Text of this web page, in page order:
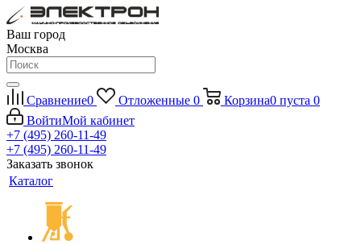
Ваш город
Москва
Сравнение0 Отложенные 0 Корзина0 пуста 0
ВойтиМой кабинет
+7 (495) 260-11-49
+7 (495) 260-11-49
Заказать звонок
Каталог